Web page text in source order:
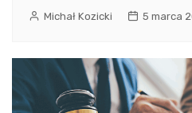
Michał Kozicki 5 marca